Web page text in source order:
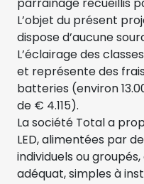
L’objet du présent
dispose d’aucune
L’éclairage des
et représente des
batteries (environ
de € 4.115).
La société Total a
LED, alimentées par
individuels ou
adéquat, simples à